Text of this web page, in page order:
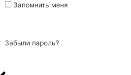
Запомнить меня
Забыли пароль?